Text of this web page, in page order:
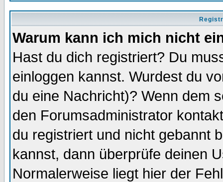
Warum kann ich mich nicht
Hast du dich registriert? Du
einloggen kannst. Wurdest du
du eine Nachricht)? Wenn dem
den Forumsadministrator
du registriert und nicht gebannt
kannst, dann überprüfe deinen
Normalerweise liegt hier der